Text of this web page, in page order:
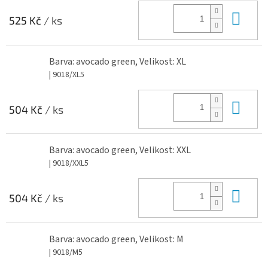
525 Kč / ks
Barva: avocado green, Velikost: XL
| 9018/XL5
504 Kč / ks
Barva: avocado green, Velikost: XXL
| 9018/XXL5
504 Kč / ks
Barva: avocado green, Velikost: M
| 9018/M5